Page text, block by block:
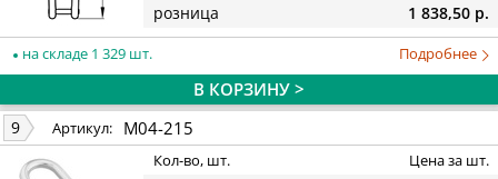
розница
1 838,50 р.
на складе 1 329 шт. Подробнее
В КОРЗИНУ >
9 Артикул: M04-215
Кол-во, шт. Цена за шт.